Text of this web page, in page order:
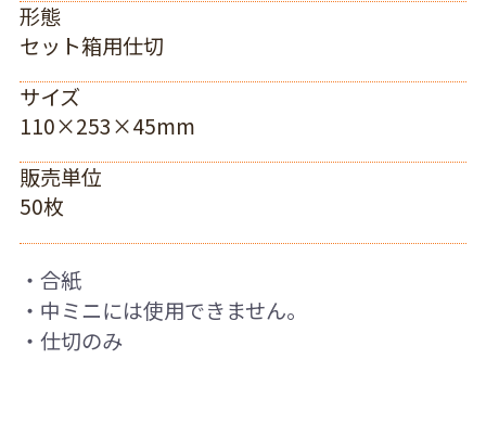
形態
セット箱用仕切
サイズ
110×253×45mm
販売単位
50枚
・合紙
・中ミニには使用できません。
・仕切のみ